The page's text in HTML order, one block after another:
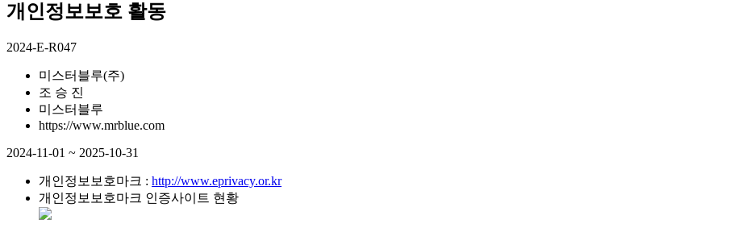
개인정보보호 활동
2024-E-R047
미스터블루(주)
조 승 진
미스터블루
https://www.mrblue.com
2024-11-01 ~ 2025-10-31
개인정보보호마크 : http://www.eprivacy.or.kr
개인정보보호마크 인증사이트 현황